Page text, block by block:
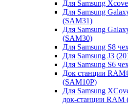
Для Samsung
Для Samsung
(SAM31)
Для Samsung
(SAM30)
Для Samsung S8
Для Samsung J3
Для Samsung S6
Док станции
(SAM10P)
Для Samsung
док-станции RAM